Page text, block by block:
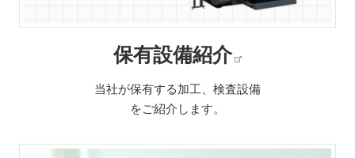
保有設備紹介
当社が保有する加工、検査設備
をご紹介します。